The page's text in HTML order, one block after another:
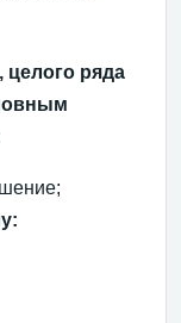
целого ряда